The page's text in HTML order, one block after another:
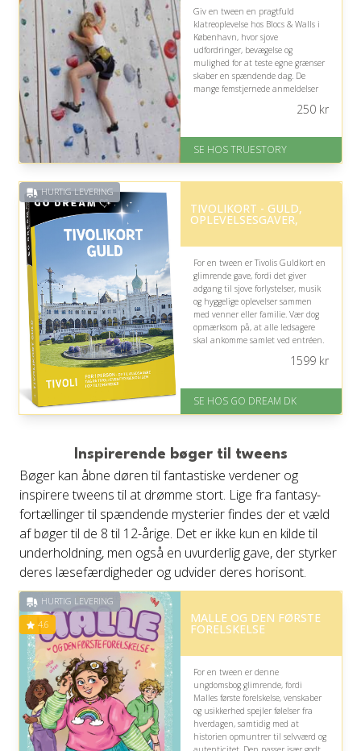
Giv en tween en pragtfuld
klatreoplevelse hos Blocs & Walls i
København, hvor sjove
udfordringer, bevægelse og
mulighed for at teste egne grænser
skaber en spændende dag. De
mange femstjernede anmeldelser
men højdeskræk kan være værd at
På lager
Levering: 1-2 dages levering.
Eller lav digitalt gavekort med det
Fremragende Trustpilot rating
på 4.7 ud af 5
250kr
SE HOS TRUESTORY
HURTIG LEVERING
TIVOLIKORT - GULD,
OPLEVELSESGAVER,
For en tween er Tivolis Guldkort en
glimrende gave, fordi det giver
adgang til sjove forlystelser, musik
og hyggelige oplevelser sammen
med venner eller familie. Vær dog
opmærksom på, at alle ledsagere
skal ankomme samlet ved entréen.
1599kr
SE HOS GO DREAM DK
Inspirerende bøger til tweens
Bøger kan åbne døren til fantastiske verdener og
inspirere tweens til at drømme stort. Lige fra fantasy-
fortællinger til spændende mysterier findes der et væld
af bøger til de 8 til 12-årige. Det er ikke kun en kilde til
underholdning, men også en uvurderlig gave, der styrker
deres læsefærdigheder og udvider deres horisont.
HURTIG LEVERING
4.6 MALLE OG DEN FØRSTE
FORELSKELSE
For en tween er denne
ungdomsbog glimrende, fordi
Malles første forelskelse, venskaber
og usikkerhed spejler følelser fra
hverdagen, samtidig med at
historien opmuntrer til selvværd og